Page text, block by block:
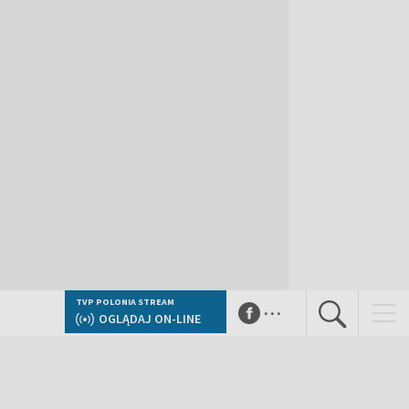
TVP POLONIA STREAM
OGLĄDAJ ON-LINE ...